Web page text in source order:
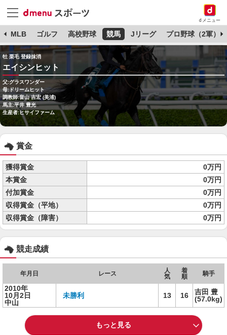
dメニュー
MLB ゴルフ 高校野球 競馬 Jリーグ プロ野球（2軍）
牡 栗毛 登録抹消
エイシンヒット
父:グラスワンダー
母:ドリームヒット
調教師:畠山 吉宏 (美浦)
馬主:平井 豊光
生産者:ヒサイファーム
賞金
獲得賞金
0万円
本賞金
0万円
付加賞金
0万円
収得賞金（平地）
0万円
収得賞金（障害）
0万円
競走成績
年月日 レース
人
気
着
順
騎手
2010年
10月2日
中山
未勝利 13 16
吉田 豊
(57.0kg)
もっと見る